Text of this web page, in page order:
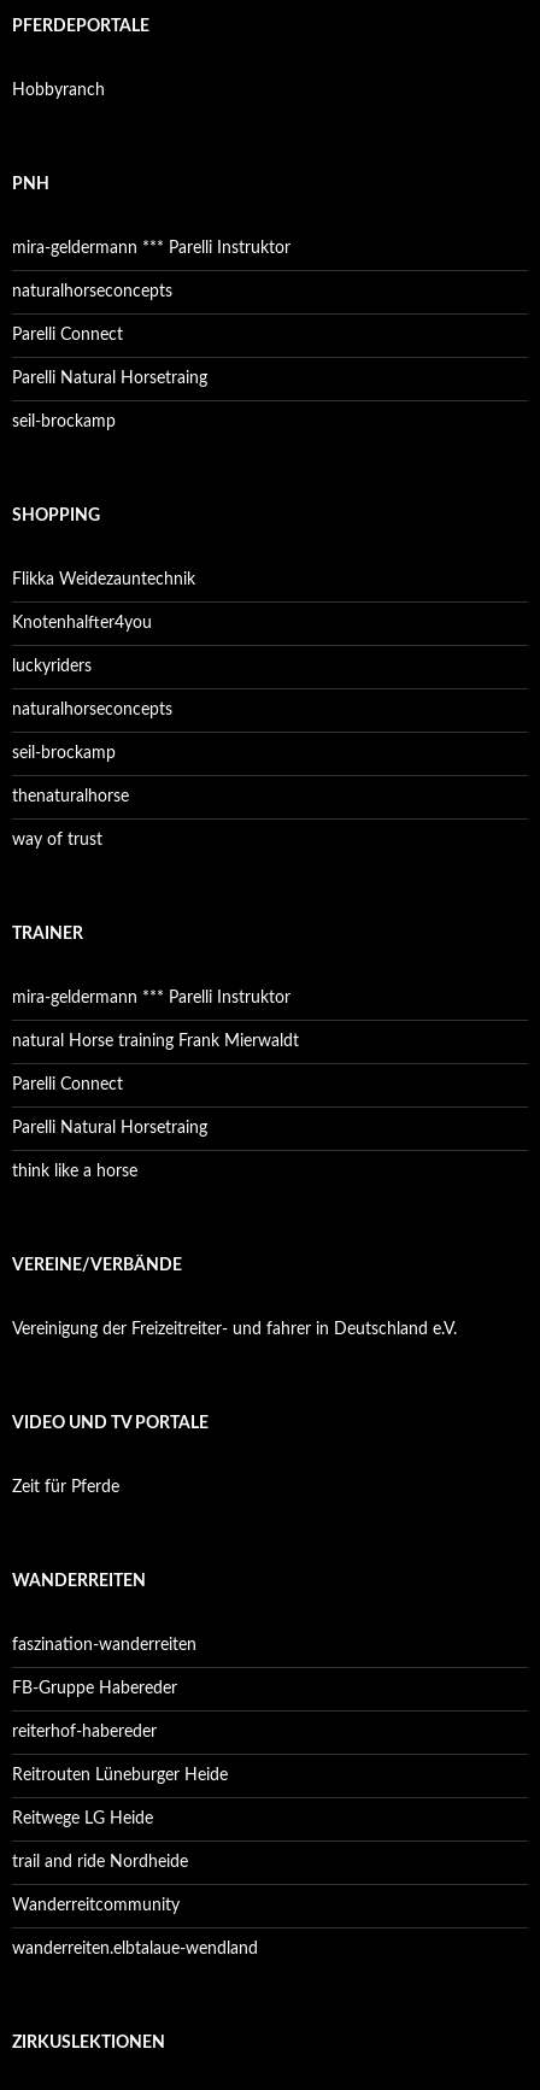
PFERDEPORTALE
Hobbyranch
PNH
mira-geldermann *** Parelli Instruktor
naturalhorseconcepts
Parelli Connect
Parelli Natural Horsetraing
seil-brockamp
SHOPPING
Flikka Weidezauntechnik
Knotenhalfter4you
luckyriders
naturalhorseconcepts
seil-brockamp
thenaturalhorse
way of trust
TRAINER
mira-geldermann *** Parelli Instruktor
natural Horse training Frank Mierwaldt
Parelli Connect
Parelli Natural Horsetraing
think like a horse
VEREINE/VERBÄNDE
Vereinigung der Freizeitreiter- und fahrer in Deutschland e.V.
VIDEO UND TV PORTALE
Zeit für Pferde
WANDERREITEN
faszination-wanderreiten
FB-Gruppe Habereder
reiterhof-habereder
Reitrouten Lüneburger Heide
Reitwege LG Heide
trail and ride Nordheide
Wanderreitcommunity
wanderreiten.elbtalaue-wendland
ZIRKUSLEKTIONEN